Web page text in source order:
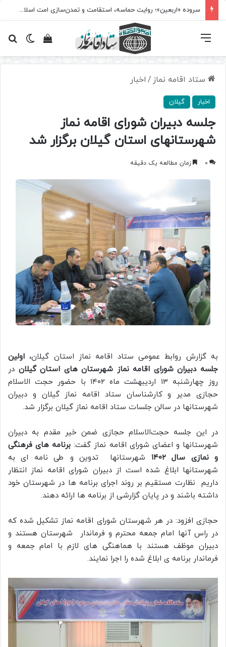
سروده‌ «اربعین»؛ روایت حماسه، استقامت و تمدن‌سازی امت اسلامی
تغییرمشاهده فهرست
ستاد اقامه نماز / اخبار
اخبار گیلان
جلسه دبیران شورای اقامه نماز
شهرستانهای استان گیلان برگزار شد
0 زمان مطالعه یک دقیقه
به گزارش روابط عمومی ستاد اقامه نماز استان گیلان، اولین
جلسه دبیران شورای اقامه نماز شهرستان های استان گیلان در
روز چهارشنبه ۱۳ اردیبهشت ماه ۱۴۰۲ با حضور حجت الاسلام
حجازی مدیر و کارشناسان ستاد اقامه نماز گیلان و دبیران
شهرستانها در سالن جلسات ستاد اقامه نماز گیلان برگزار شد.
در این جلسه حجت‌الاسلام حجازی ضمن خیر مقدم به دبیران
شهرستانها و اعضای شورای اقامه نماز گفت: برنامه های فرهنگی
و نمازی سال ۱۴۰۲
شهرستانها تدوین و طی نامه ای به
شهرستانها ابلاغ شده است از دبیران شورای اقامه نماز انتظار
داریم نظارت مستقیم بر روند اجرای برنامه ها در شهرستان خود
داشته باشند و در پایان گزارشی از برنامه ها ارائه دهند.
حجازی افزود: در هر شهرستان شورای اقامه نماز تشکیل شده که
در راس آنها امام جمعه محترم و فرماندار شهرستان هستند و
دبیران موظف هستند با هماهنگی های لازم با امام جمعه و
فرماندار برنامه ی ابلاغ شده را اجرا نمایند.